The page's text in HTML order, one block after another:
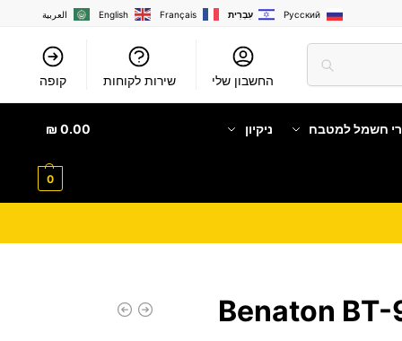
العربية English Français עִבְרִית Русский
החשבון שלי שירות לקוחות קופה
חשמל למטבח ניקיון 0.00
₪
0